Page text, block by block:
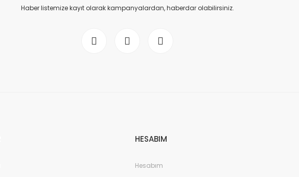
Haber listemize kayıt olarak kampanyalardan, haberdar olabilirsiniz.
HESABIM
Hesabım